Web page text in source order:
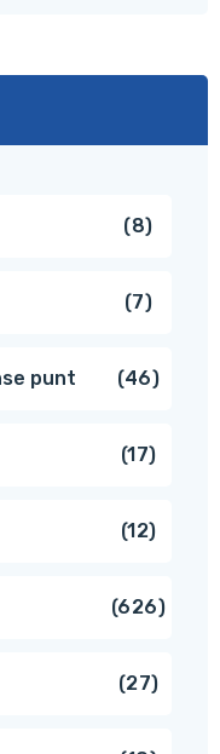
88
77
punt 4646
1717
1212
626626
2727